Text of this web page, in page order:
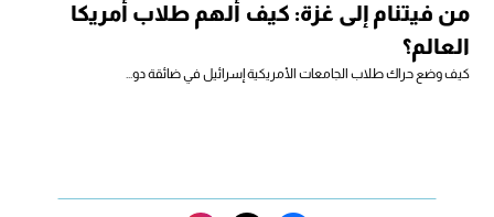
من فيتنام إلى غزة: كيف ألهم طلاب أمريكا
العالم؟
كيف وضع حراك طلاب الجامعات الأمريكية إسرائيل في ضائقة دو...